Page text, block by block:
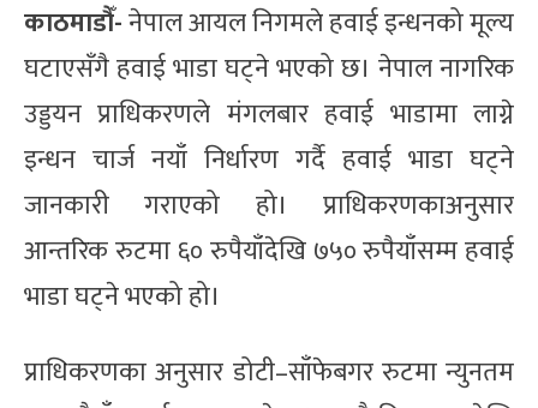
काठमाडौँ-नेपाल आयल निगमले हवाई इन्धनको मूल्य
घटाएसँगै हवाई भाडा घट्ने भएको छ। नेपाल नागरिक
उड्डयन प्राधिकरणले म‌ंगलबार हवाई भाडामा लाग्ने
इन्धन चार्ज नयाँ निर्धारण गर्दै हवाई भाडा घट्ने
जानकारी गराएको हो। प्राधिकरणकाअनुसार
आन्तरिक रुटमा ६० रुपैयाँदेखि ७५० रुपैयाँसम्म हवाई
भाडा घट्ने भएको हो।
प्राधिकरणका अनुसार डोटी–साँफेबगर रुटमा न्युनतम